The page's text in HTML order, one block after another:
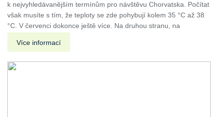
k nejvyhledávanějším termínům pro návštěvu Chorvatska. Počítat
však musíte s tím, že teploty se zde pohybují kolem 35 °C až 38
°C. V červenci dokonce ještě více. Na druhou stranu, na
Více informací